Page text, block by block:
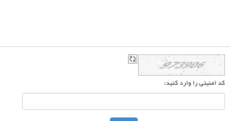
کد امنیتی را وارد کنید: